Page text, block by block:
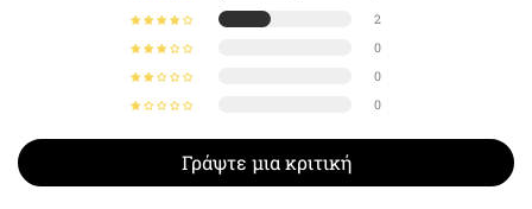
2
0
0
0
Γράψτε μια κριτική